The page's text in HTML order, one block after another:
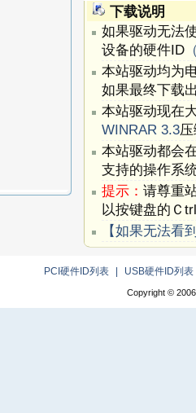
下载说明
如果驱动无法
设备的硬件ID
本站驱动均为
如果最终下载
本站驱动现在
WINRAR 3.3
本站驱动都会
支持的操作系
提示： 请尊重
以按键盘的Ｃ
【如果无法看
PCI硬件ID列表 USB硬件ID列表
Copyright ©